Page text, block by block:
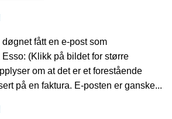
fått en e-post som
(Klikk på bildet for større
om at det er et forestående
på en faktura. E-posten er ganske...